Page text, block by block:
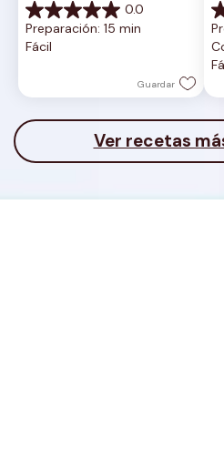
0.0
0.0
de
5
Preparación: 15 min
Fácil
Guardar
5
Ver recetas